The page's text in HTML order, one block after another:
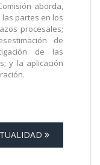
aborda,
partes en los
procesales;
de
de las
y la aplicación